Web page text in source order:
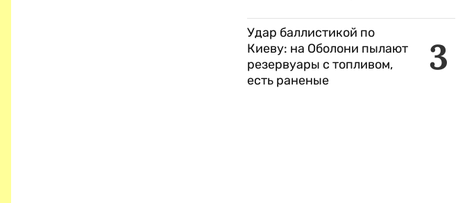
3
Удар баллистикой по
Киеву: на Оболони пылают
резервуары с топливом,
есть раненые